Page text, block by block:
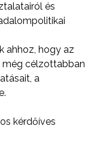
és
ahhoz, hogy az
még célzottabban
a
kérdőíves